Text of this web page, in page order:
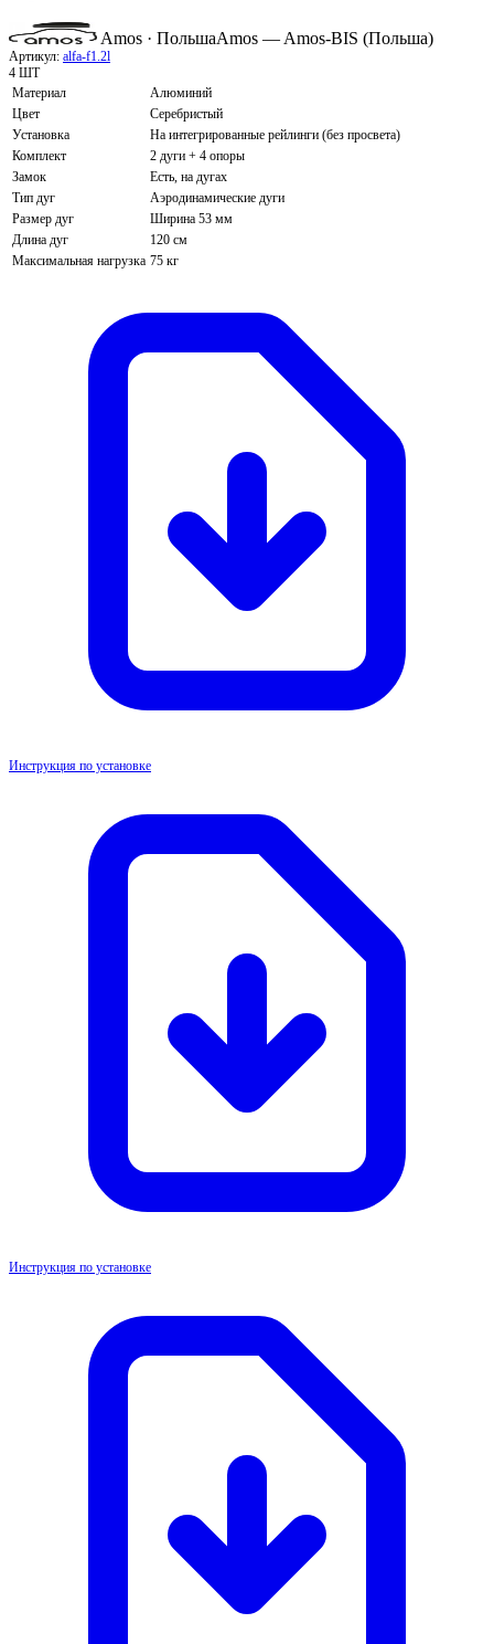
Amos · ПольшаAmos — Amos-BIS (Польша)
Артикул: alfa-f1.2l
4 ШТ
Материал
Алюминий
Цвет
Серебристый
Установка
На интегрированные рейлинги (без просвета)
Комплект
2 дуги + 4 опоры
Замок
Есть, на дугах
Тип дуг
Аэродинамические дуги
Размер дуг
Ширина 53 мм
Длина дуг
120 см
Максимальная нагрузка 75 кг
Инструкция по установке
Инструкция по установке